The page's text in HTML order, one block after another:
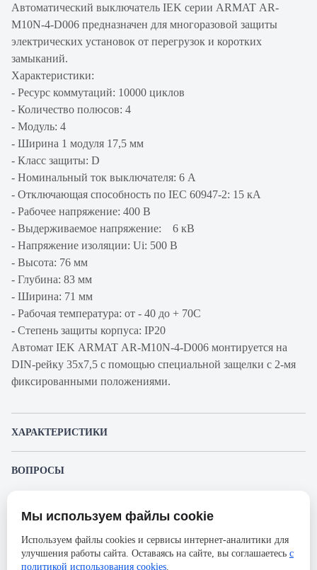
Автоматический выключатель IEK серии ARMAT AR-
M10N-4-D006 предназначен для многоразовой защиты
электрических установок от перегрузок и коротких
замыканий.
Характеристики:
- Ресурс коммутаций: 10000 циклов
- Количество полюсов: 4
- Модуль: 4
- Ширина 1 модуля 17,5 мм
- Класс защиты: D
- Номинальный ток выключателя: 6 А
- Отключающая способность по IEC 60947-2: 15 кА
- Рабочее напряжение: 400 В
- Выдерживаемое напряжение: 6 кВ
- Напряжение изоляции: Ui: 500 В
- Высота: 76 мм
- Глубина: 83 мм
- Ширина: 71 мм
- Рабочая температура: от - 40 до + 70С
- Степень защиты корпуса: IP20
Автомат IEK ARMAT AR-M10N-4-D006 монтируется на
DIN-рейку 35x7,5 с помощью специальной защелки с 2-мя
фиксированными положениями.
ХАРАКТЕРИСТИКИ
Производитель
Серия
ARMAT
ВОПРОСЫ
Пожалуйста, авторизуйтесь, чтобы иметь
Представленные изображения и характеристики могут отличаться от реального
без предварительного уведомления. Компания АйДистрибьют не несёт
ответственности в случае не соответствия текущей модели товаров фотографиям,
размещённым в карточке товара.
Мы используем файлы cookie
Используем файлы cookies и сервисы интернет-аналитики для
улучшения работы сайта. Оставаясь на сайте, вы соглашаетесь с
политикой использования cookies.